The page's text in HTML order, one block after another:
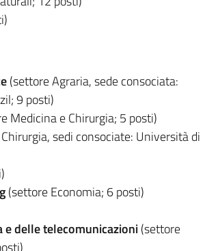
(settore Agraria, sede consociata:
9 posti)
Medicina e Chirurgia; 5 posti)
sedi consociate: Università di
(settore Economia; 6 posti)
e delle telecomunicazioni(settore